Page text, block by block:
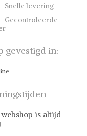
Snelle levering
Gecontroleerde
gevestigd in:
webshop is altijd